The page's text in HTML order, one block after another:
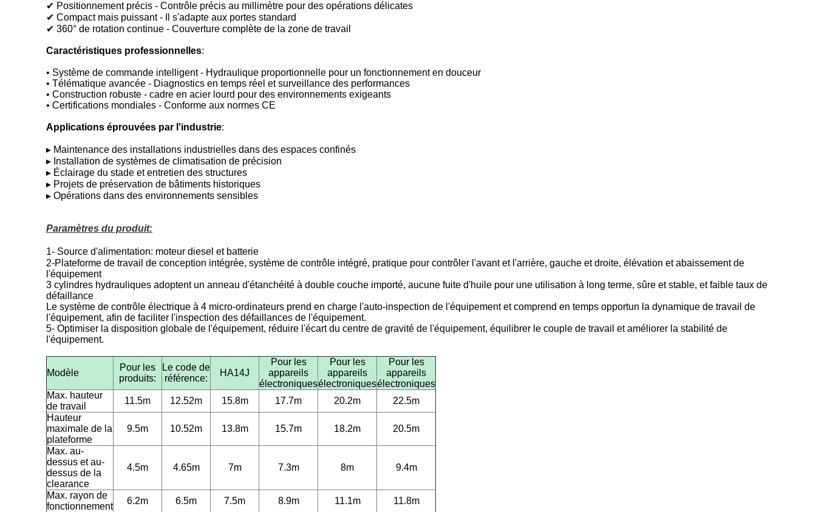
✔ Positionnement précis - Contrôle précis au millimètre pour des opérations délicates
✔ Compact mais puissant - Il s'adapte aux portes standard
✔ 360° de rotation continue - Couverture complète de la zone de travail
Caractéristiques professionnelles:
• Système de commande intelligent - Hydraulique proportionnelle pour un fonctionnement en douceur
• Télématique avancée - Diagnostics en temps réel et surveillance des performances
• Construction robuste - cadre en acier lourd pour des environnements exigeants
• Certifications mondiales - Conforme aux normes CE
Applications éprouvées par l'industrie:
▸ Maintenance des installations industrielles dans des espaces confinés
▸ Installation de systèmes de climatisation de précision
▸ Éclairage du stade et entretien des structures
▸ Projets de préservation de bâtiments historiques
▸ Opérations dans des environnements sensibles
Paramètres du produit:
1- Source d'alimentation: moteur diesel et batterie
2-Plateforme de travail de conception intégrée, système de contrôle intégré, pratique pour contrôler l'avant et l'arrière, gauche et droite, élévation et abaissement de
l'équipement
3 cylindres hydrauliques adoptent un anneau d'étanchéité à double couche importé, aucune fuite d'huile pour une utilisation à long terme, sûre et stable, et faible taux de
défaillance
Le système de contrôle électrique à 4 micro-ordinateurs prend en charge l'auto-inspection de l'équipement et comprend en temps opportun la dynamique de travail de
l'équipement, afin de faciliter l'inspection des défaillances de l'équipement.
5- Optimiser la disposition globale de l'équipement, réduire l'écart du centre de gravité de l'équipement, équilibrer le couple de travail et améliorer la stabilité de
l'équipement.
Modèle
Pour les
produits:
Le code de
référence:
HA14J
Pour les
appareils
électroniques
Pour les
appareils
électroniques
Pour les
appareils
électroniques
Max. hauteur
de travail
11.5m 12.52m 15.8m 17.7m 20.2m
22.5m
Hauteur
maximale de la
plateforme
9.5m 10.52m 13.8m 15.7m 18.2m 20.5m
Max. au-
dessus et au-
dessus de la
clearance
4.5m 4.65m 7m 7.3m 8m 9.4m
Max. rayon de
fonctionnement
6.2m 6.5m 7.5m 8.9m 11.1m
11.8m